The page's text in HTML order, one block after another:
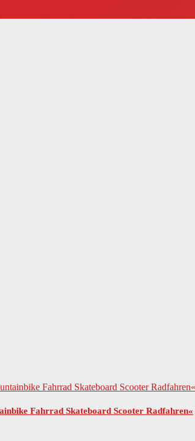
Fahrrad Skateboard Scooter Radfahren«